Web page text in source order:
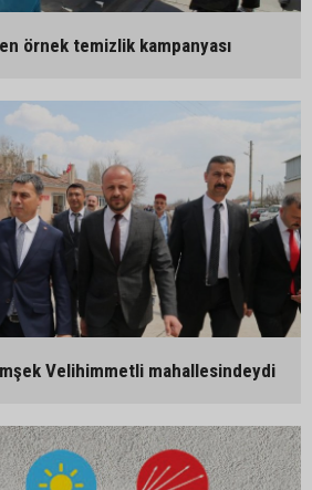
örnek temizlik kampanyası
Velihimmetli mahallesindeydi